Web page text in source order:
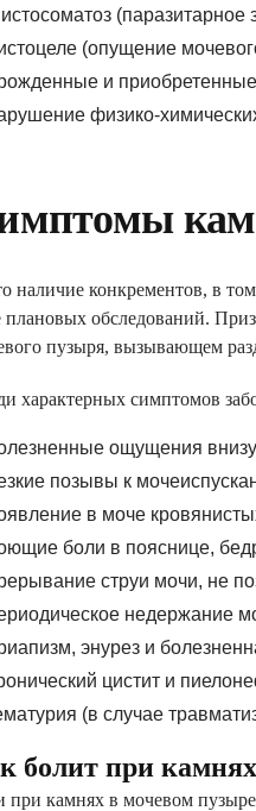
(паразитарное
(опущение
и
физико-
наличие конкрементов, в
плановых обследований.
пузыря, вызывающем
характерных симптомов
ощущения
позывы к
в моче
боли в пояснице,
струи мочи, не
недержание
энурез и
цистит и
(в случае
болит при
при камнях в мочевом
И
лекарство»
и др.